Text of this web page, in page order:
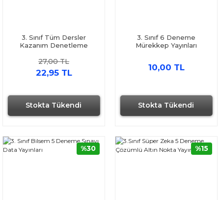
Stokta Tükendi
3. Sınıf Tüm Dersler
Kazanım Denetleme
27,00 TL
22,95 TL
Stokta Tükendi
3. Sınıf 6 Deneme
Mürekkep Yayınları
10,00 TL
%30 %15